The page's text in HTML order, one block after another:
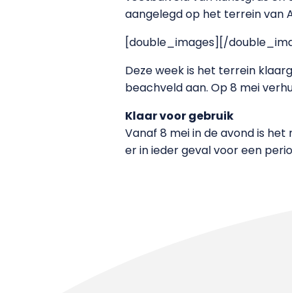
aangelegd op het terrein van
[double_images] [/
Deze week is het terrein
beachveld aan. Op 8 mei
Klaar voor gebruik
Vanaf 8 mei in de avond is
er in ieder geval voor een